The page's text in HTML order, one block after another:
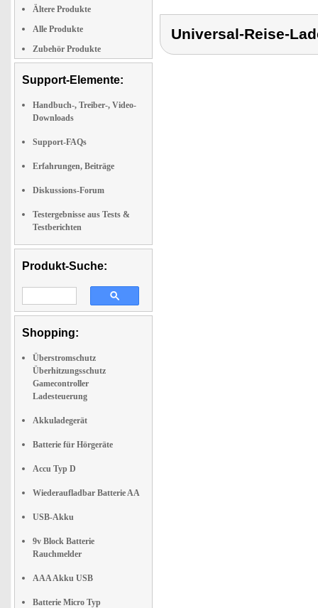
Ältere Produkte
Alle Produkte
Zubehör Produkte
Support-Elemente:
Handbuch-, Treiber-, Video-
Downloads
Support-FAQs
Erfahrungen, Beiträge
Diskussions-Forum
Testergebnisse aus Tests &
Testberichten
Produkt-Suche:
Shopping:
Überstromschutz
Überhitzungsschutz
Gamecontroller
Ladesteuerung
Akkuladegerät
Batterie für Hörgeräte
Accu Typ D
Wiederaufladbar Batterie AA
USB-Akku
9v Block Batterie
Rauchmelder
AAA Akku USB
Batterie Micro Typ
Universal-Reise-